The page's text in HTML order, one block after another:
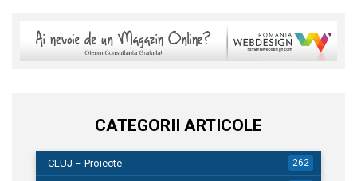
CATEGORII ARTICOLE
CLUJ – Proiecte 262